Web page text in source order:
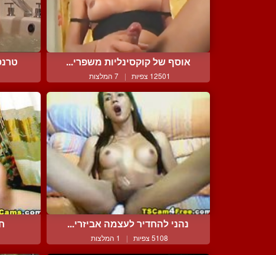
אוסף של קוקסינליות משפרי...
12501 צפיות | 7 המלצות
נהני להחדיר לעצמה אביזרי...
5108 צפיות | 1 המלצות